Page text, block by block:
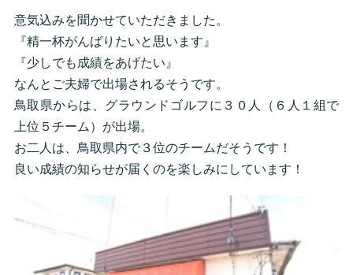
意気込みを聞かせていただきました。
『精一杯がんばりたいと思います』
『少しでも成績をあげたい』
なんとご夫婦で出場されるそうです。
鳥取県からは、グラウンドゴルフに３０人（６人１組で
上位５チーム）が出場。
お二人は、鳥取県内で３位のチームだそうです！
良い成績の知らせが届くのを楽しみにしています！